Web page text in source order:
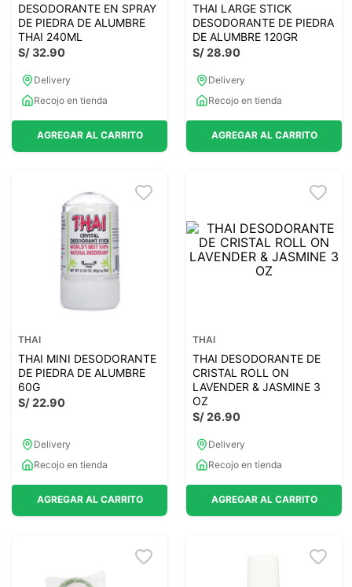
DESODORANTE EN SPRAY
DE PIEDRA DE ALUMBRE
THAI 240ML
S/32.90
Delivery
Recojo en tienda
AGREGAR AL CARRITO
THAI LARGE STICK
DESODORANTE DE PIEDRA
DE ALUMBRE 120GR
S/28.90
Delivery
Recojo en tienda
AGREGAR AL CARRITO
THAI
THAI MINI DESODORANTE
DE PIEDRA DE ALUMBRE
60G
S/22.90
Delivery
Recojo en tienda
AGREGAR AL CARRITO
THAI
THAI DESODORANTE DE
CRISTAL ROLL ON
LAVENDER & JASMINE 3
OZ
S/26.90
Delivery
Recojo en tienda
AGREGAR AL CARRITO